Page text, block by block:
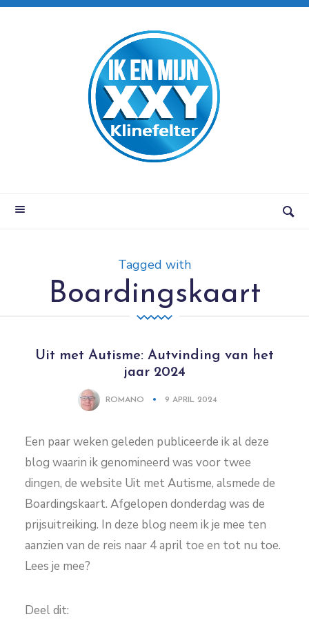
Tagged with
Boardingskaart
Uit met Autisme: Autvinding van het
jaar 2024
ROMANO 9 APRIL 2024
Een paar weken geleden publiceerde ik al deze
blog waarin ik genomineerd was voor twee
dingen, de website Uit met Autisme, alsmede de
Boardingskaart. Afgelopen donderdag was de
prijsuitreiking. In deze blog neem ik je mee ten
aanzien van de reis naar 4 april toe en tot nu toe.
Lees je mee?
Deel dit: